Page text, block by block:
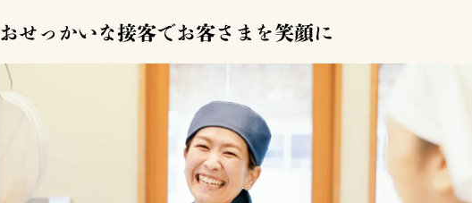
おせっかいな接客でお客さまを笑顔に